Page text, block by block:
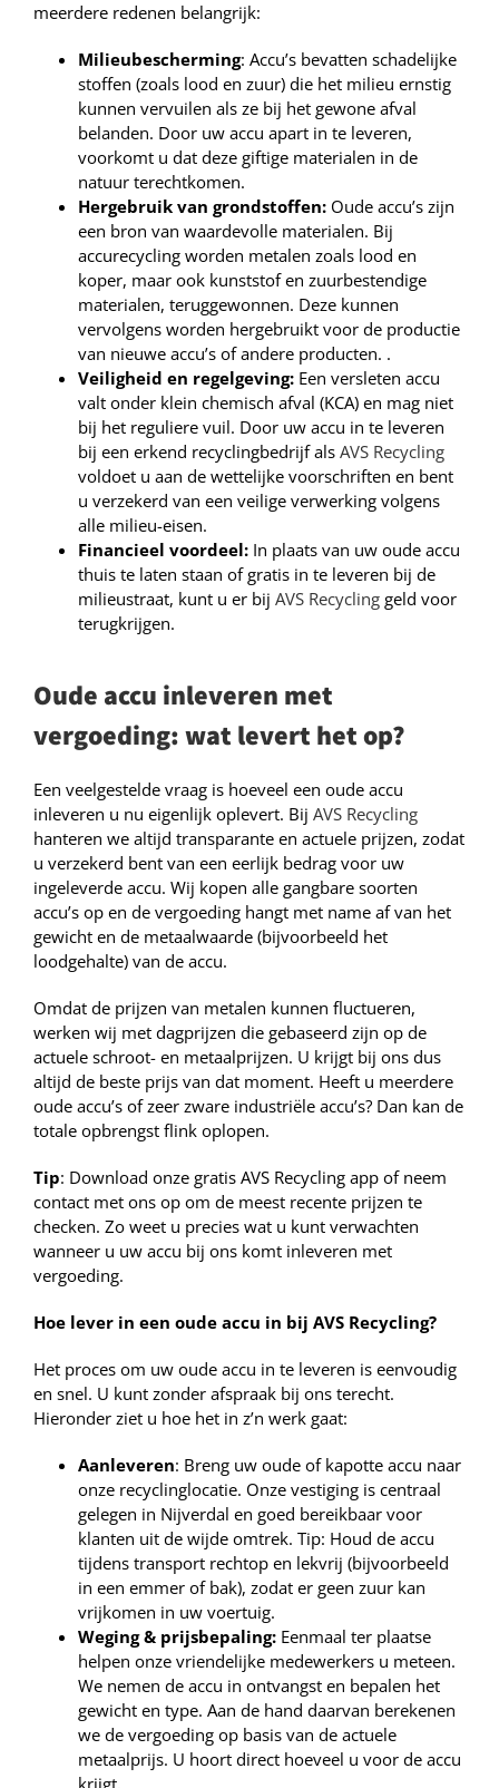
meerdere redenen belangrijk:
Milieubescherming: Accu’s bevatten schadelijke
stoffen (zoals lood en zuur) die het milieu ernstig
kunnen vervuilen als ze bij het gewone afval
belanden. Door uw accu apart in te leveren,
voorkomt u dat deze giftige materialen in de
natuur terechtkomen.
Hergebruik van grondstoffen: Oude accu’s zijn
een bron van waardevolle materialen. Bij
accurecycling worden metalen zoals lood en
koper, maar ook kunststof en zuurbestendige
materialen, teruggewonnen. Deze kunnen
vervolgens worden hergebruikt voor de productie
van nieuwe accu’s of andere producten. .
Veiligheid en regelgeving: Een versleten accu
valt onder klein chemisch afval (KCA) en mag niet
bij het reguliere vuil. Door uw accu in te leveren
bij een erkend recyclingbedrijf als AVS Recycling
voldoet u aan de wettelijke voorschriften en bent
u verzekerd van een veilige verwerking volgens
alle milieu-eisen.
Financieel voordeel: In plaats van uw oude accu
thuis te laten staan of gratis in te leveren bij de
milieustraat, kunt u er bij AVS Recycling geld voor
terugkrijgen.
Oude accu inleveren met
vergoeding: wat levert het op?
Een veelgestelde vraag is hoeveel een oude accu
inleveren u nu eigenlijk oplevert. Bij AVS Recycling
hanteren we altijd transparante en actuele prijzen, zodat
u verzekerd bent van een eerlijk bedrag voor uw
ingeleverde accu. Wij kopen alle gangbare soorten
accu’s op en de vergoeding hangt met name af van het
gewicht en de metaalwaarde (bijvoorbeeld het
loodgehalte) van de accu.
Omdat de prijzen van metalen kunnen fluctueren,
werken wij met dagprijzen die gebaseerd zijn op de
actuele schroot- en metaalprijzen. U krijgt bij ons dus
altijd de beste prijs van dat moment. Heeft u meerdere
oude accu’s of zeer zware industriële accu’s? Dan kan de
totale opbrengst flink oplopen.
Tip: Download onze gratis AVS Recycling app of neem
contact met ons op om de meest recente prijzen te
checken. Zo weet u precies wat u kunt verwachten
wanneer u uw accu bij ons komt inleveren met
vergoeding.
Hoe lever in een oude accu in bij AVS Recycling?
Het proces om uw oude accu in te leveren is eenvoudig
en snel. U kunt zonder afspraak bij ons terecht.
Hieronder ziet u hoe het in z’n werk gaat:
Aanleveren: Breng uw oude of kapotte accu naar
onze recyclinglocatie. Onze vestiging is centraal
gelegen in Nijverdal en goed bereikbaar voor
klanten uit de wijde omtrek. Tip: Houd de accu
tijdens transport rechtop en lekvrij (bijvoorbeeld
in een emmer of bak), zodat er geen zuur kan
vrijkomen in uw voertuig.
Weging & prijsbepaling: Eenmaal ter plaatse
helpen onze vriendelijke medewerkers u meteen.
We nemen de accu in ontvangst en bepalen het
gewicht en type. Aan de hand daarvan berekenen
we de vergoeding op basis van de actuele
metaalprijs. U hoort direct hoeveel u voor de accu
krijgt.